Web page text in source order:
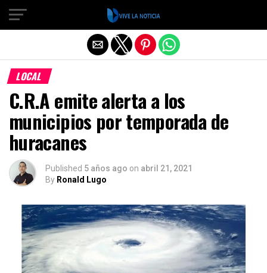
LOCAL
C.R.A emite alerta a los
municipios por temporada de
huracanes
Published 5 años ago on abril 21, 2021
By Ronald Lugo
Salir de la versión móvil